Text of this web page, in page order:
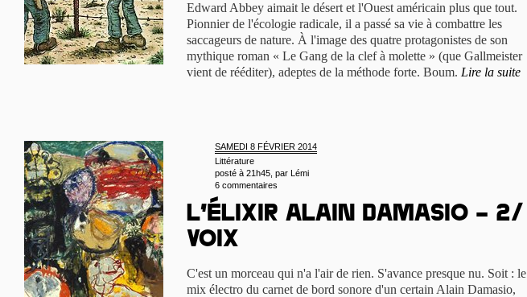
Edward Abbey aimait le désert et l'Ouest américain plus que tout.
Pionnier de l'écologie radicale, il a passé sa vie à combattre les
saccageurs de nature. À l'image des quatre protagonistes de son
mythique roman « Le Gang de la clef à molette » (que Gallmeister
vient de rééditer), adeptes de la méthode forte. Boum. Lire la suite
SAMEDI 8 FÉVRIER 2014
Littérature
posté à 21h45, par Lémi
6 commentaires
L’élixir Alain Damasio – 2/
Voix
C'est un morceau qui n'a l'air de rien. S'avance presque nu. Soit : le
mix électro du carnet de bord sonore d'un certain Alain Damasio,